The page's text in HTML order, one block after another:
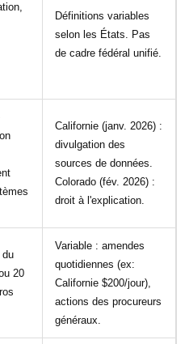
Définitions variables
selon les États. Pas
de cadre fédéral unifié.
Californie (janv. 2026) :
divulgation des
sources de données.
Colorado (fév. 2026) :
droit à l'explication.
du
20
Variable : amendes
quotidiennes (ex:
Californie $200/jour),
actions des procureurs
généraux.